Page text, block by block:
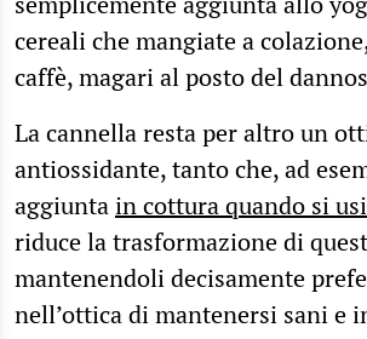
cereali che mangiate a
caffè, magari al posto del
La cannella resta per altro un
antiossidante, tanto che, ad
aggiuntain cottura quando si
riduce la trasformazione di
mantenendoli decisamente
nell’ottica di mantenersi sani e